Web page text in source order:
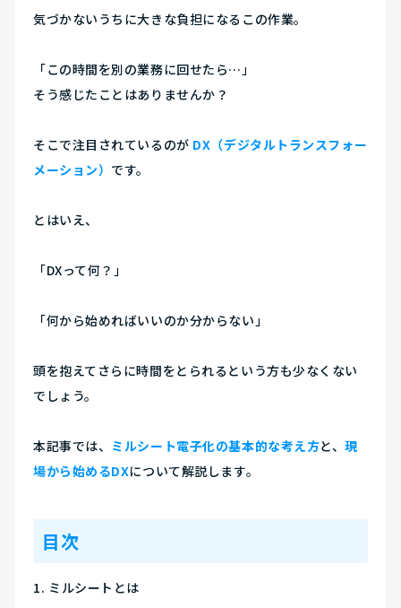
気づかないうちに大きな負担になるこの作業。
「この時間を別の業務に回せたら…」
そう感じたことはありませんか？
そこで注目されているのが DX（デジタルトランスフォー
メーション） です。
とはいえ、
「DXって何？」
「何から始めればいいのか分からない」
頭を抱えてさらに時間をとられるという方も少なくない
でしょう。
本記事では、 ミルシート電子化の基本的な考え方と、現
場から始めるDXについて解説します。
目次
ミルシートとは